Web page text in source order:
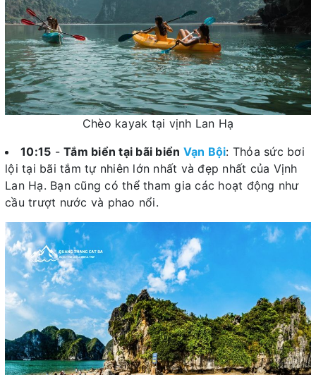
Chèo kayak tại vịnh Lan Hạ
10:15 - Tắm biển tại bãi biển Vạn Bội: Thỏa sức bơi
lội tại bãi tắm tự nhiên lớn nhất và đẹp nhất của Vịnh
Lan Hạ. Bạn cũng có thể tham gia các hoạt động như
cầu trượt nước và phao nổi.